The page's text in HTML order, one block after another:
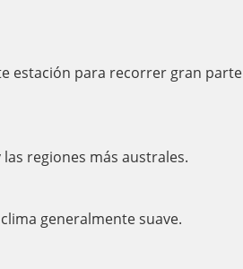
estación para recorrer gran parte
regiones más australes.
generalmente suave.